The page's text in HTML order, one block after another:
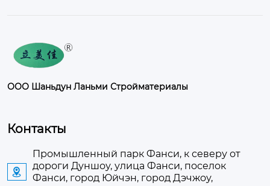
ООО Шаньдун Ланьми Стройматериалы
Контакты

Промышленный парк Фанси, к северу от
дороги Дуншоу, улица Фанси, поселок
Фанси, город Юйчэн, город Дэчжоу,